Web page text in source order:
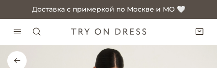
Доставка с примеркой по Москве и МО 🤍
Доставка с примеркой по Москве и МО 🤍